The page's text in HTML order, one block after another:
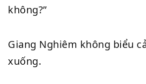
không?”
Giang Nghiêm không biểu
xuống.